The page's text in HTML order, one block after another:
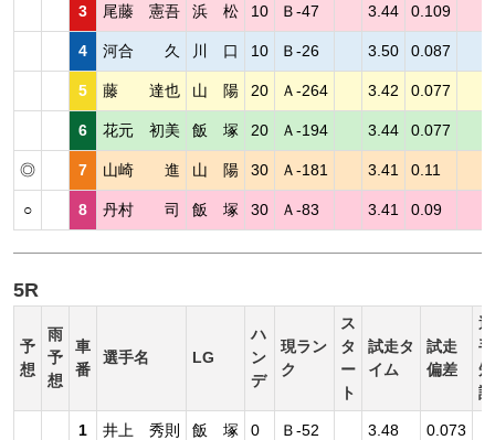
3 尾藤 憲吾 浜 松 10 Ｂ-47 3.44 0.109
4 河合 久 川 口 10 Ｂ-26 3.50 0.087
5 藤 達也 山 陽 20 Ａ-264 3.42 0.077
6 花元 初美 飯 塚 20 Ａ-194 3.44 0.077
◎ 7 山崎 進 山 陽 30 Ａ-181 3.41 0.11
○ 8 丹村 司 飯 塚 30 Ａ-83 3.41 0.09
5R
予
想
雨
予
想
車
番
選手名 LG
ハ
ン
デ
現ラン
ク
ス
タ
ー
ト
試走タ
イム
試走
偏差
選
手
短
評
1 井上 秀則 飯 塚 0 Ｂ-52 3.48 0.073